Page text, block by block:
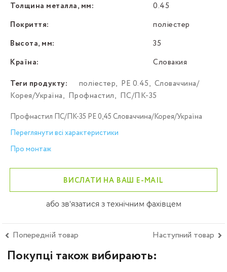
Толщина металла, мм:
0.45
Покриття:
поліестер
Высота, мм:
35
Країна:
Словакия
Теги продукту:
поліестер, PE 0.45, Словаччина/
Корея/Україна, Профнастил, ПС/ПК-35
Профнастил ПС/ПК-35 PE 0,45 Словаччина/Корея/Україна
Переглянути всі характеристики
Про монтаж
ВИСЛАТИ НА ВАШ E-MAIL
або зв'язатися з технічним фахівцем
Попередній товар Наступний товар
Покупці також вибирають: